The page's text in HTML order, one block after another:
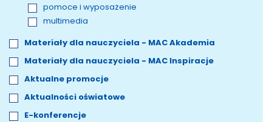
pomoce i wyposażenie
multimedia
Materiały dla nauczyciela - MAC Akademia
Materiały dla nauczyciela - MAC Inspiracje
Aktualne promocje
Aktualności oświatowe
E-konferencje